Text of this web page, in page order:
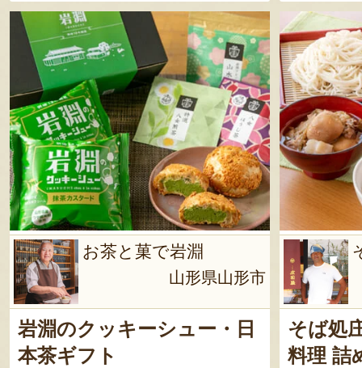
お茶と菓で岩淵
山形県山形市
岩淵のクッキーシュー・日
本茶ギフト
そば処
料理 詰